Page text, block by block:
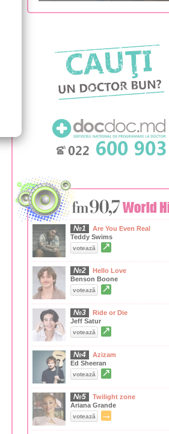
№1
Are You Even Real
Teddy Swims
votează ↗
№2
Hello Love
Benson Boone
votează ↗
№3
Ride or Die
Jeff Satur
votează ↗
№4
Azizam
Ed Sheeran
votează ↗
№5
Twilight zone
Ariana Grande
votează →